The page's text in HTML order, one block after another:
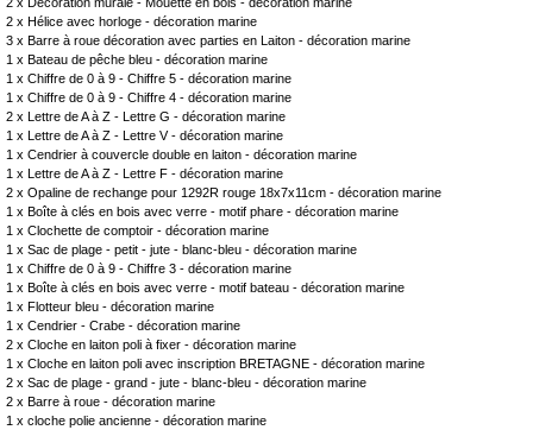
2 x Hélice avec horloge - décoration marine
3 x Barre à roue décoration avec parties en Laiton - décoration marine
1 x Bateau de pêche bleu - décoration marine
1 x Chiffre de 0 à 9 - Chiffre 5 - décoration marine
1 x Chiffre de 0 à 9 - Chiffre 4 - décoration marine
2 x
Lettre de A à Z - Lettre G - décoration marine
1 x
Lettre de A à Z - Lettre V - décoration marine
1 x Cendrier à couvercle double en laiton - décoration marine
1 x
Lettre de A à Z - Lettre F - décoration marine
2 x Opaline de rechange pour 1292R rouge 18x7x11cm - décoration marine
1 x Boîte à clés en bois avec verre - motif phare - décoration marine
1 x Clochette de comptoir - décoration marine
1 x Sac de plage - petit - jute - blanc-bleu - décoration marine
1 x Chiffre de 0 à 9 - Chiffre 3 - décoration marine
1 x Boîte à clés en bois avec verre - motif bateau - décoration marine
1 x Flotteur bleu - décoration marine
1 x Cendrier - Crabe - décoration marine
2 x Cloche en laiton poli à fixer - décoration marine
1 x Cloche en laiton poli avec inscription BRETAGNE - décoration marine
2 x Sac de plage - grand - jute - blanc-bleu - décoration marine
2 x Barre à roue - décoration marine
1 x cloche polie ancienne - décoration marine